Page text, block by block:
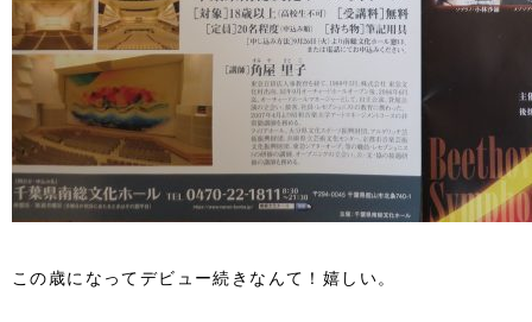
この歳になってデビュー続きなんて！嬉しい。